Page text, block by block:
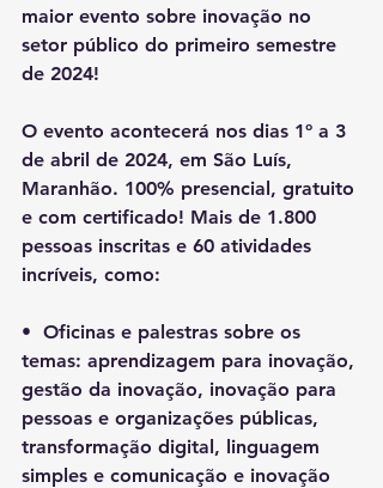
maior evento sobre inovação no
setor público do primeiro semestre
de 2024!
O evento acontecerá nos dias 1º a 3
de abril de 2024, em São Luís,
Maranhão. 100% presencial, gratuito
e com certificado! Mais de 1.800
pessoas inscritas e 60 atividades
incríveis, como:
•⁠  ⁠Oficinas e palestras sobre os
temas: aprendizagem para inovação,
gestão da inovação, inovação para
pessoas e organizações públicas,
transformação digital, linguagem
simples e comunicação e inovação